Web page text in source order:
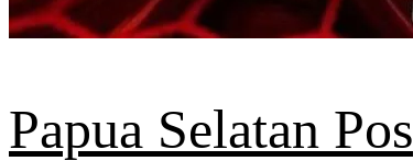
Papua Selatan Pos